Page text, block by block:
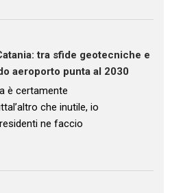
tra sfide geotecniche e
aeroporto punta al 2030
è certamente
che inutile, io
ne faccio